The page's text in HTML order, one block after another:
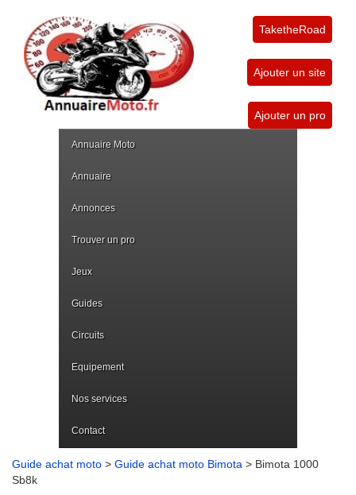
TaketheRoad
Ajouter un site
Ajouter un pro
Annuaire Moto
Annuaire
Annonces
Trouver un pro
Jeux
Guides
Circuits
Equipement
Nos services
Contact
Guide achat moto > Guide achat moto Bimota > Bimota 1000
Sb8k